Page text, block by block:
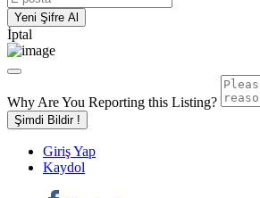
İptal
Why Are You Reporting this Listing?
Şimdi Bildir !
Giriş Yap
Kaydol